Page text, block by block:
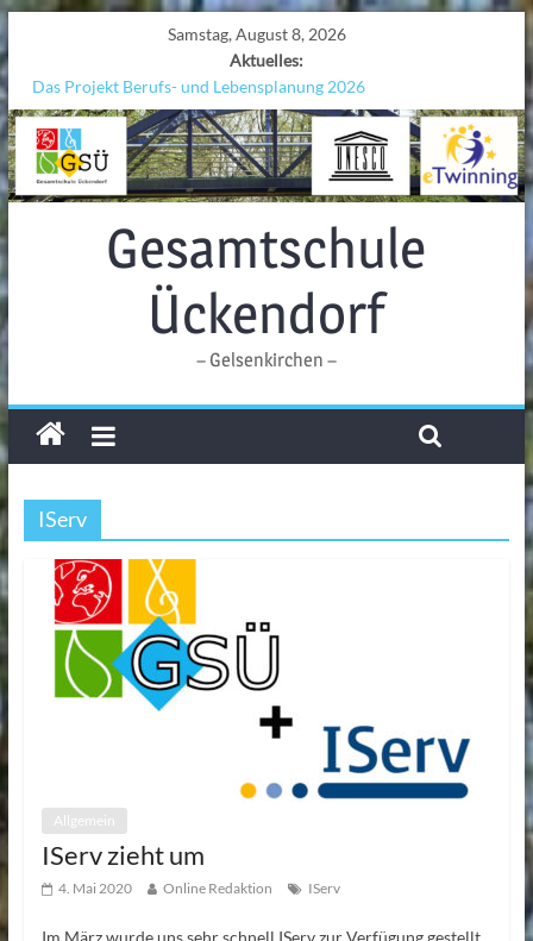
Samstag, August 8, 2026
Aktuelles:
Das Projekt Berufs- und Lebensplanung 2026
UNESCO Stadtradeln „Grenzen überwinden“
KCC-Workshop
Sicherheit auf den Wellen: Lehrkräfte bilden sich in Alicante fort
Ferien!!!
Gesamtschule
Ückendorf
– Gelsenkirchen –
IServ
Allgemein
IServ zieht um
4. Mai 2020 Online Redaktion IServ
Im März wurde uns sehr schnell IServ zur Verfügung gestellt,